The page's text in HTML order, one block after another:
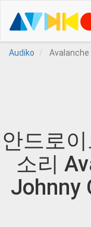
Audiko
Avalanche
안드로
소리
Johnny